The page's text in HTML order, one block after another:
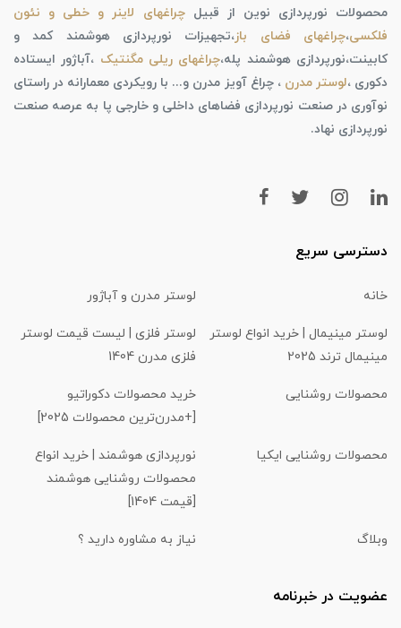
محصولات نورپردازی نوین از قبیلچراغهای لاینر و خطی و نئون
فلکسی،چراغهای فضای باز،تجهیزات نورپردازی هوشمند کمد و
کابینت،نورپردازی هوشمند پله،چراغهای ریلی مگنتیک ،آباژور ایستاده
دکوری ،لوستر مدرن ، چراغ آویز مدرن و... با رویکردی معمارانه در راستای
نوآوری در صنعت نورپردازی فضاهای داخلی و خارجی پا به عرصه صنعت
نورپردازی نهاد.
دسترسی سریع
خانه لوستر مدرن و آباژور
لوستر مینیمال | خرید انواع لوستر
مینیمال ترند 2025
لوستر فلزی | لیست قیمت لوستر
فلزی مدرن 1404
محصولات روشنایی
خرید محصولات دکوراتیو
[+مدرن‌ترین محصولات 2025]
محصولات روشنایی ایکیا
نورپردازی هوشمند | خرید انواع
محصولات روشنایی هوشمند
[قیمت 1404]
وبلاگ نیاز به مشاوره دارید ؟
عضویت در خبرنامه